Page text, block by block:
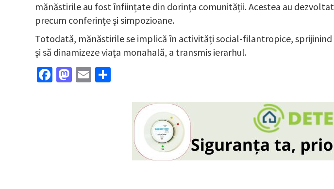
mănăstirile au fost înființate din dorința comunității. Acestea au
precum conferințe și simpozioane.
Totodată, mănăstirile se implică în activități social-filantropice,
și să dinamizeze viața monahală, a transmis ierarhul.
Facebook
Mastodon
Email